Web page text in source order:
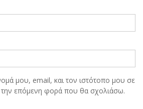
μου, email, και τον ιστότοπο μου σε
επόμενη φορά που θα σχολιάσω.